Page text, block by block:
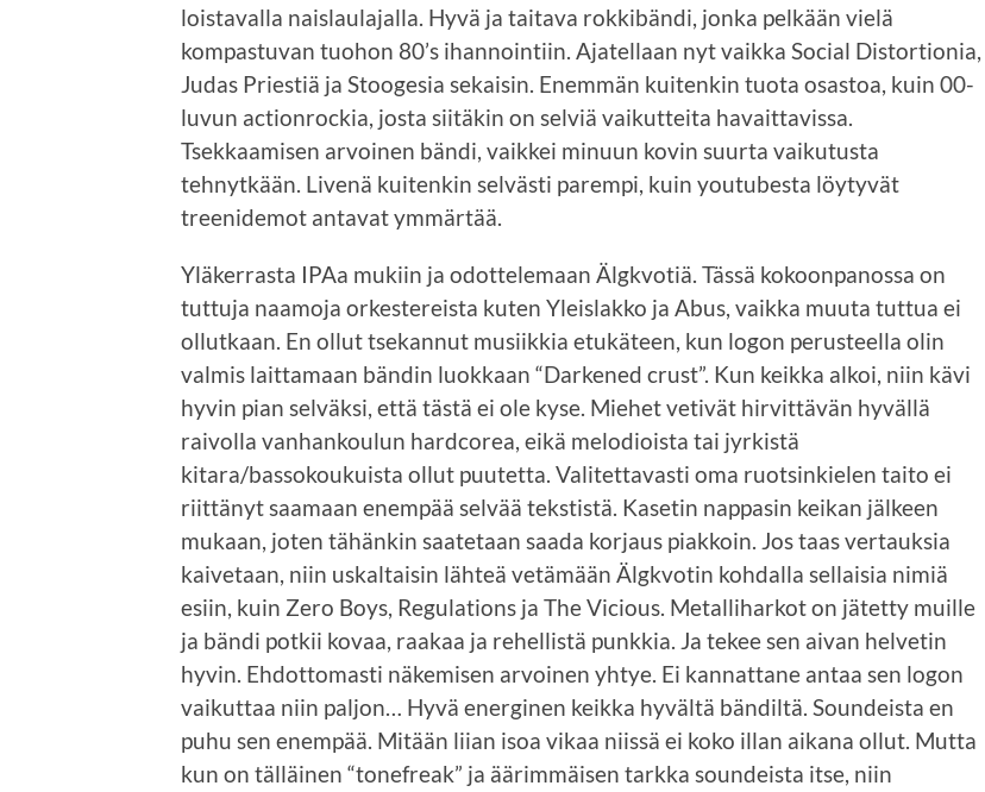
loistavalla naislaulajalla. Hyvä ja taitava rokkibändi, jonka pelkään vielä
kompastuvan tuohon 80’s ihannointiin. Ajatellaan nyt vaikka Social Distortionia,
Judas Priestiä ja Stoogesia sekaisin. Enemmän kuitenkin tuota osastoa, kuin 00-
luvun actionrockia, josta siitäkin on selviä vaikutteita havaittavissa.
Tsekkaamisen arvoinen bändi, vaikkei minuun kovin suurta vaikutusta
tehnytkään. Livenä kuitenkin selvästi parempi, kuin youtubesta löytyvät
treenidemot antavat ymmärtää.
Yläkerrasta IPAa mukiin ja odottelemaan Älgkvotiä. Tässä kokoonpanossa on
tuttuja naamoja orkestereista kuten Yleislakko ja Abus, vaikka muuta tuttua ei
ollutkaan. En ollut tsekannut musiikkia etukäteen, kun logon perusteella olin
valmis laittamaan bändin luokkaan “Darkened crust”. Kun keikka alkoi, niin kävi
hyvin pian selväksi, että tästä ei ole kyse. Miehet vetivät hirvittävän hyvällä
raivolla vanhankoulun hardcorea, eikä melodioista tai jyrkistä
kitara/bassokoukuista ollut puutetta. Valitettavasti oma ruotsinkielen taito ei
riittänyt saamaan enempää selvää tekstistä. Kasetin nappasin keikan jälkeen
mukaan, joten tähänkin saatetaan saada korjaus piakkoin. Jos taas vertauksia
kaivetaan, niin uskaltaisin lähteä vetämään Älgkvotin kohdalla sellaisia nimiä
esiin, kuin Zero Boys, Regulations ja The Vicious. Metalliharkot on jätetty muille
ja bändi potkii kovaa, raakaa ja rehellistä punkkia. Ja tekee sen aivan helvetin
hyvin. Ehdottomasti näkemisen arvoinen yhtye. Ei kannattane antaa sen logon
vaikuttaa niin paljon… Hyvä energinen keikka hyvältä bändiltä. Soundeista en
puhu sen enempää. Mitään liian isoa vikaa niissä ei koko illan aikana ollut. Mutta
kun on tälläinen “tonefreak” ja äärimmäisen tarkka soundeista itse, niin